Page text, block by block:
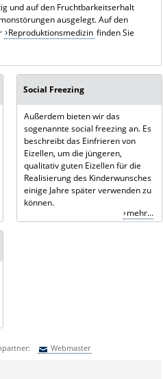
und auf den Fruchtbarkeitserhalt
ausgelegt. Auf den
Reproduktionsmedizin finden Sie
Social Freezing
Außerdem bieten wir das
sogenannte social freezing an. Es
beschreibt das Einfrieren von
Eizellen, um die jüngeren,
qualitativ guten Eizellen für die
Realisierung des Kinderwunsches
einige Jahre später verwenden zu
können.
mehr...
Webmaster